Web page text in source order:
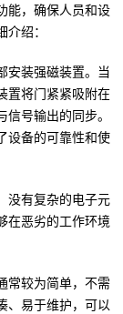
能，确保人员和设
绍：
安装强磁装置。当
置将门紧紧吸附在
号输出的同步。
设备的可靠性和使
没有复杂的电子元
在恶劣的工作环境
常较为简单，不需
、易于维护，可以